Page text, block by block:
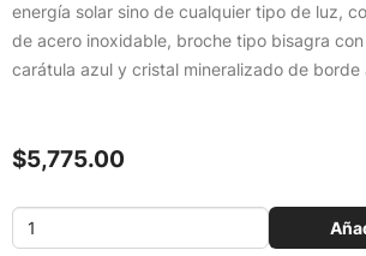
energía solar sino de cualquier tipo de luz,
de acero inoxidable, broche tipo bisagra
carátula azul y cristal mineralizado de borde
$5,775.00